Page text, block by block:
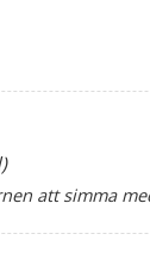
att simma